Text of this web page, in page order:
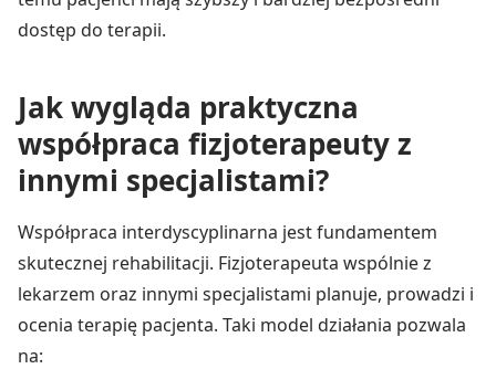
dostęp do terapii.
Jak wygląda praktyczna
współpraca fizjoterapeuty z
innymi specjalistami?
Współpraca interdyscyplinarna jest fundamentem
skutecznej rehabilitacji. Fizjoterapeuta wspólnie z
lekarzem oraz innymi specjalistami planuje, prowadzi i
ocenia terapię pacjenta. Taki model działania pozwala
na: